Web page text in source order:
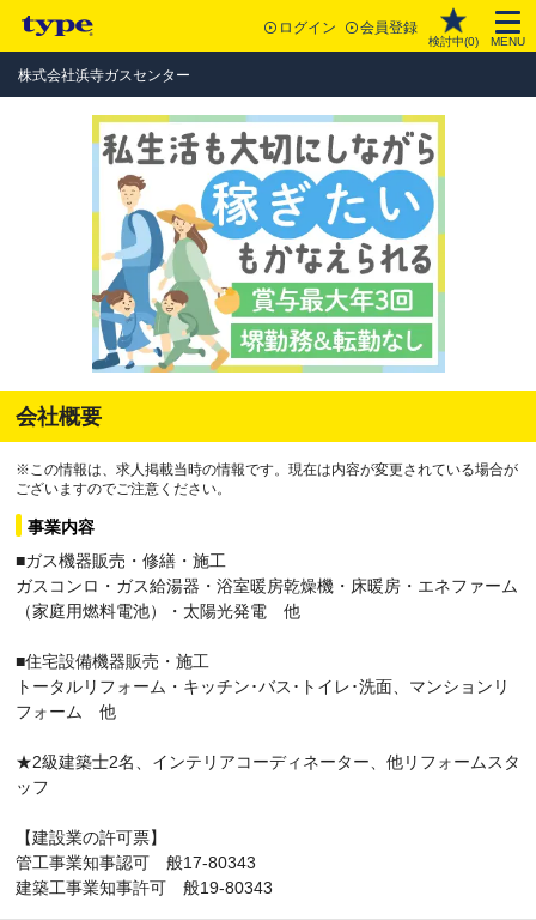
ログイン 会員登録
検討中(0) MENU
株式会社浜寺ガスセンター
会社概要
※この情報は、求人掲載当時の情報です。現在は内容が変更されている場合が
ございますのでご注意ください。
事業内容
■ガス機器販売・修繕・施工
ガスコンロ・ガス給湯器・浴室暖房乾燥機・床暖房・エネファーム
（家庭用燃料電池）・太陽光発電 他
■住宅設備機器販売・施工
トータルリフォーム・キッチン･バス･トイレ･洗面、マンションリ
フォーム 他
★2級建築士2名、インテリアコーディネーター、他リフォームスタ
ッフ
【建設業の許可票】
管工事業知事認可 般17-80343
建築工事業知事許可 般19-80343